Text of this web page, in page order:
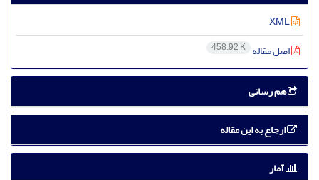
اصل مقاله 458.92 K
هم رسانی
ارجاع به این مقاله
آمار